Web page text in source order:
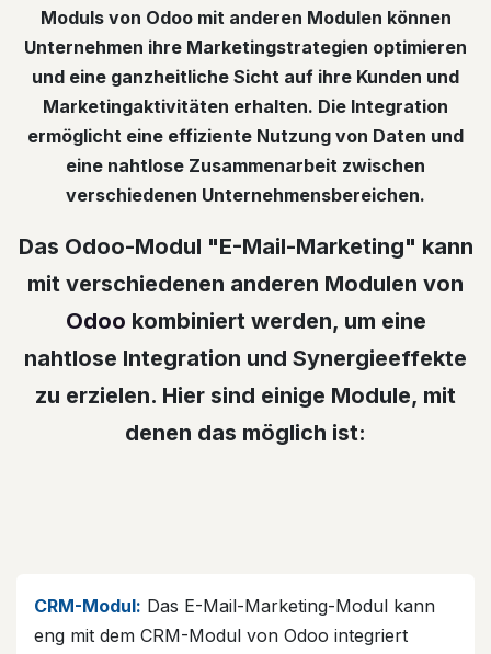
Moduls von Odoo mit anderen Modulen können
Unternehmen ihre Marketingstrategien optimieren
und eine ganzheitliche Sicht auf ihre Kunden und
Marketingaktivitäten erhalten. Die Integration
ermöglicht eine effiziente Nutzung von Daten und
eine nahtlose Zusammenarbeit zwischen
verschiedenen Unternehmensbereichen.
Das Odoo-Modul "E-Mail-Marketing" kann
mit verschiedenen anderen Modulen von
Odoo kombiniert werden, um eine
nahtlose Integration und Synergieeffekte
zu erzielen. Hier sind einige Module, mit
denen das möglich ist:
CRM-Modul: Das E-Mail-Marketing-Modul kann
eng mit dem CRM-Modul von Odoo integriert